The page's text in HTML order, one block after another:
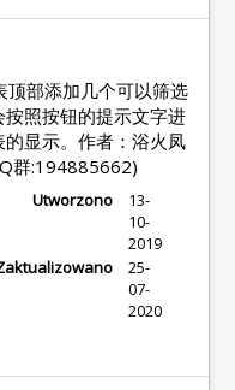
部添加几个可以筛选
照按钮的提示文字进
显示。作者：浴火凤
群:194885662)
Utworzono
13-
10-
2019
25-
07-
2020